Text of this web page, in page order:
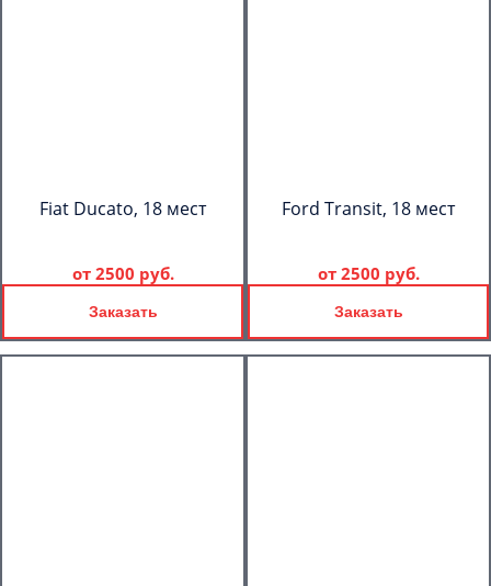
Fiat Ducato, 18 мест
от 2500 руб.
Заказать
Ford Transit, 18 мест
от 2500 руб.
Заказать